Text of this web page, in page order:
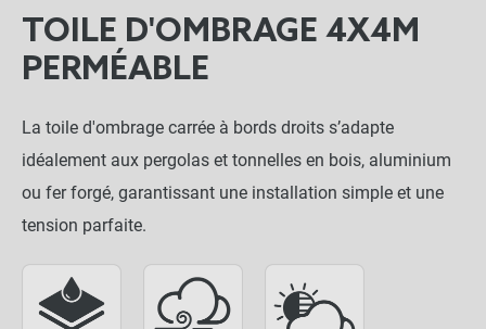
TOILE D'OMBRAGE 4X4M
PERMÉABLE
La toile d'ombrage carrée à bords droits s’adapte
idéalement aux pergolas et tonnelles en bois, aluminium
ou fer forgé, garantissant une installation simple et une
tension parfaite.